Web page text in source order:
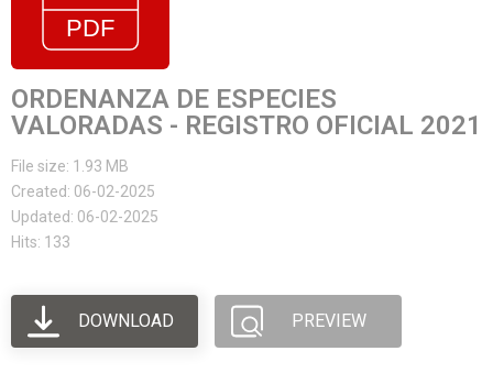
ORDENANZA DE ESPECIES
VALORADAS - REGISTRO OFICIAL 2021
File size: 1.93 MB
Created: 06-02-2025
Updated: 06-02-2025
Hits: 133
DOWNLOAD PREVIEW